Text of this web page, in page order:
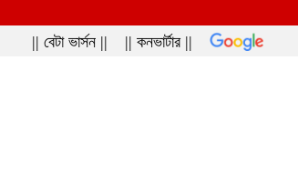
|| বেটা ভার্সন || || কনভার্টার ||